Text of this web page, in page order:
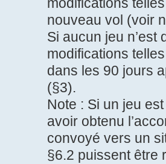
nouveau vol (voir
Si aucun jeu
modifications
dans les 90 jours
(§3).
Note : Si un jeu
avoir obtenu
convoyé vers un
§6.2 puissent être